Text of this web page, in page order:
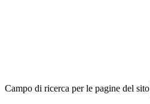
Campo di ricerca per le pagine del sito